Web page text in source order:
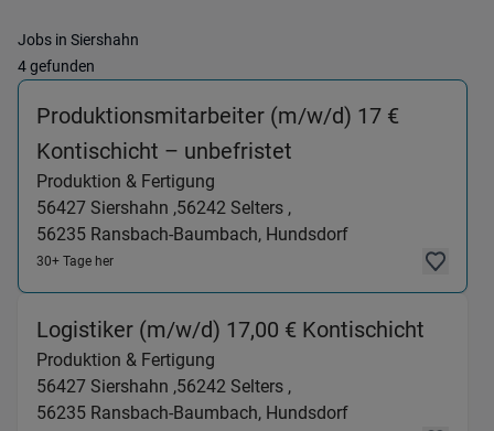
Jobs in Siershahn
4 gefunden
Produktionsmitarbeiter (m/w/d) 17 €
Kontischicht – unbefristet
Produktion & Fertigung
56427 Siershahn ,56242 Selters ,
56235 Ransbach-Baumbach, Hundsdorf
30+ Tage her
Logistiker (m/w/d) 17,00 € Kontischicht
Produktion & Fertigung
56427 Siershahn ,56242 Selters ,
56235 Ransbach-Baumbach, Hundsdorf